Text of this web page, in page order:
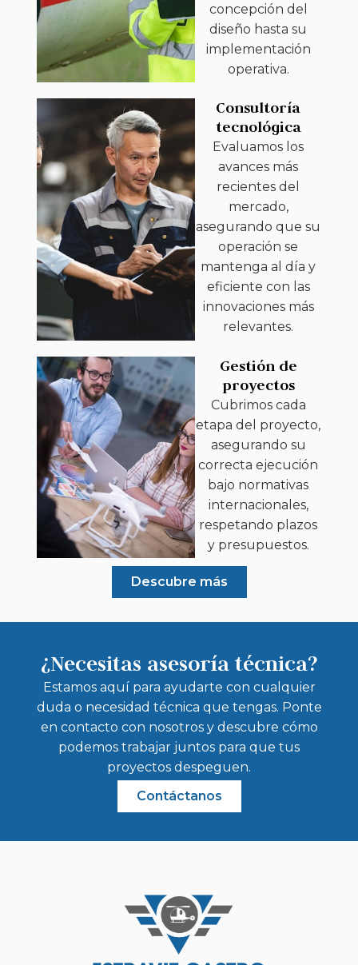
concepción del
diseño hasta su
implementación
operativa.
Consultoría
tecnológica
Evaluamos los
avances más
recientes del
mercado,
asegurando que su
operación se
mantenga al día y
eficiente con las
innovaciones más
relevantes.
Gestión de
proyectos
Cubrimos cada
etapa del proyecto,
asegurando su
correcta ejecución
bajo normativas
internacionales,
respetando plazos
y presupuestos.
Descubre más
¿Necesitas asesoría técnica?
Estamos aquí para ayudarte con cualquier
duda o necesidad técnica que tengas. Ponte
en contacto con nosotros y descubre cómo
podemos trabajar juntos para que tus
proyectos despeguen.
Contáctanos